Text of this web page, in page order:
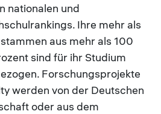
nationalen und
Ihre mehr als
aus mehr als 100
sind für ihr Studium
Forschungsprojekte
werden von der Deutschen
oder aus dem